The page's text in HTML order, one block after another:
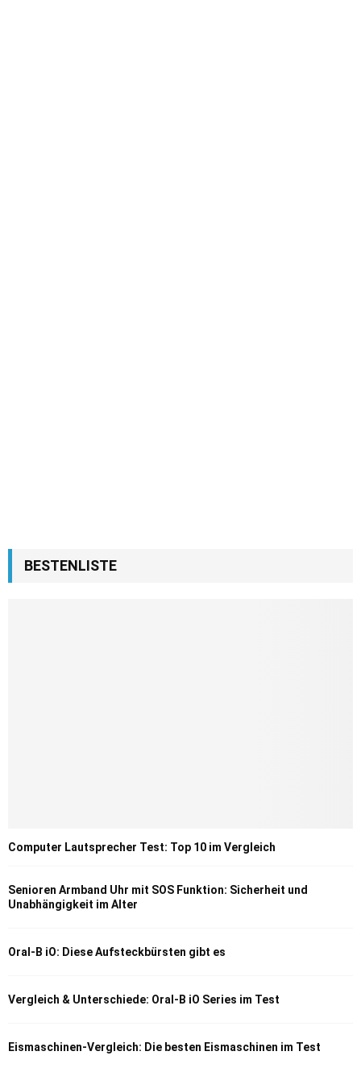
BESTENLISTE
Computer Lautsprecher Test: Top 10 im Vergleich
Senioren Armband Uhr mit SOS Funktion: Sicherheit und
Unabhängigkeit im Alter
Oral-B iO: Diese Aufsteckbürsten gibt es
Vergleich & Unterschiede: Oral-B iO Series im Test
Eismaschinen-Vergleich: Die besten Eismaschinen im Test